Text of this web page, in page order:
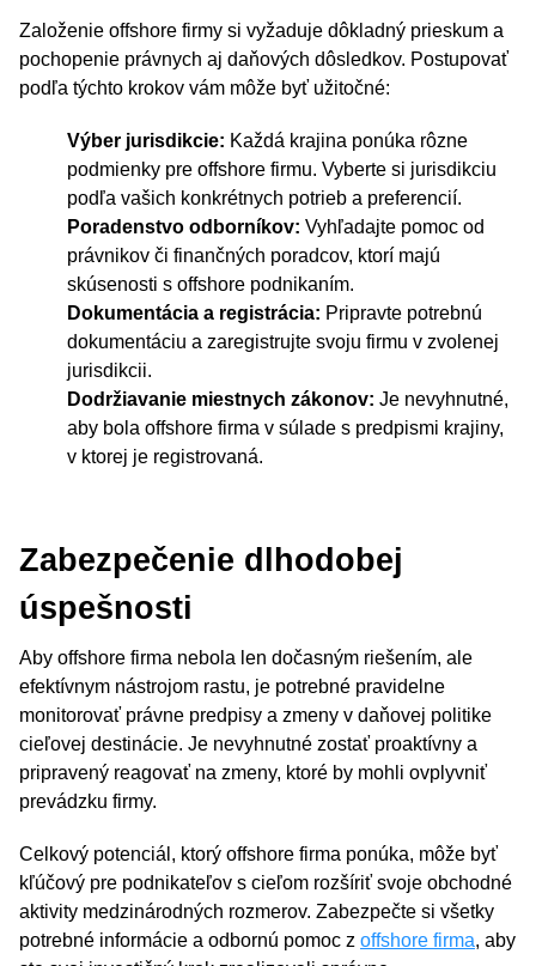
Založenie offshore firmy si vyžaduje dôkladný prieskum a
pochopenie právnych aj daňových dôsledkov. Postupovať
podľa týchto krokov vám môže byť užitočné:
Výber jurisdikcie: Každá krajina ponúka rôzne
podmienky pre offshore firmu. Vyberte si jurisdikciu
podľa vašich konkrétnych potrieb a preferencií.
Poradenstvo odborníkov: Vyhľadajte pomoc od
právnikov či finančných poradcov, ktorí majú
skúsenosti s offshore podnikaním.
Dokumentácia a registrácia: Pripravte potrebnú
dokumentáciu a zaregistrujte svoju firmu v zvolenej
jurisdikcii.
Dodržiavanie miestnych zákonov: Je nevyhnutné,
aby bola offshore firma v súlade s predpismi krajiny,
v ktorej je registrovaná.
Zabezpečenie dlhodobej
úspešnosti
Aby offshore firma nebola len dočasným riešením, ale
efektívnym nástrojom rastu, je potrebné pravidelne
monitorovať právne predpisy a zmeny v daňovej politike
cieľovej destinácie. Je nevyhnutné zostať proaktívny a
pripravený reagovať na zmeny, ktoré by mohli ovplyvniť
prevádzku firmy.
Celkový potenciál, ktorý offshore firma ponúka, môže byť
kľúčový pre podnikateľov s cieľom rozšíriť svoje obchodné
aktivity medzinárodných rozmerov. Zabezpečte si všetky
potrebné informácie a odbornú pomoc z offshore firma, aby